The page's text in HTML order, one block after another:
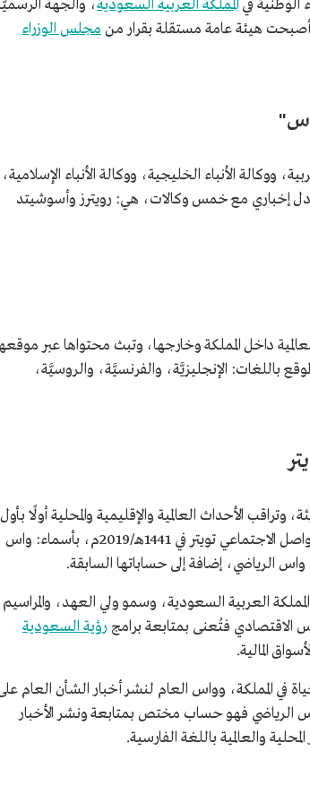
الوطنية في المملكة العربية السعودية، والجهة
مجلس الوزراء
ووكالة الأنباء الخليجية، ووكالة الأنباء الإسلامية،
وتبادل إخباري مع خمس وكالات، هي: رويترز وأسوشيتد
داخل المملكة وخارجها، وتبث محتواها عبر
باللغات: الإنجليزيَّة، والفرنسيَّة، والروسيَّة،
الأحداث العالمية والإقليمية والمحلية أولًا
وقد أطلقت الوكالة مجموعة حسابات جديدة لها على منصة التواصل الاجتماعي تويتر في 1441هـ/2019م، بأسماء: واس
الرياضي، إضافة إلى حساباتها السابقة.
العربية السعودية، وسمو ولي العهد، والمراسيم
الاقتصادي فتُعنى بمتابعة برامج رؤية السعودية
المالية.
في المملكة، وواس العام لنشر أخبار الشأن العام
واس الرياضي فهو حساب مختص بمتابعة ونشر الأخبار
والعالمية باللغة الفارسية.